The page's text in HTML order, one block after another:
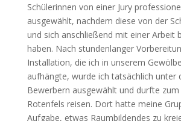
Schülerinnen von einer Jury
ausgewählt, nachdem diese von der
und sich anschließend mit einer Arbeit
haben. Nach stundenlanger
Installation, die ich in unserem
aufhängte, wurde ich tatsächlich unter
Bewerbern ausgewählt und durfte zum
Rotenfels reisen. Dort hatte meine
Aufgabe, etwas Raumbildendes zu